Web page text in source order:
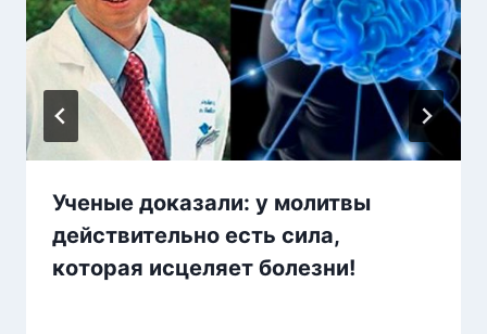
Ученые доказали: у молитвы
действительно есть сила,
которая исцеляет болезни!